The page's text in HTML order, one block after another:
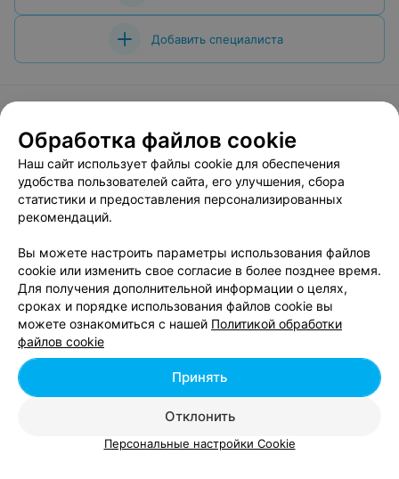
Добавить специалиста
О проекте Новости проекта
Размещение рекламы
Вакансии
Публичный договор
Способы оплаты
Публичный договор по использованию сервиса
Написать в поддержку
Связаться по вопросам сотрудничества
Написать руководителю relax.by
Минский горисполком| 220012, Республика Беларусь, г. Минск,
Обработка файлов cookie
Наш сайт использует файлы cookie для обеспечения
удобства пользователей сайта, его улучшения, сбора
статистики и предоставления персонализированных
рекомендаций.
Вы можете настроить параметры использования файлов
cookie или изменить свое согласие в более позднее время.
Для получения дополнительной информации о целях,
сроках и порядке использования файлов cookie вы
можете ознакомиться с нашей Политикой обработки
файлов cookie
Отклонить
Принять
Персональные настройки Cookie